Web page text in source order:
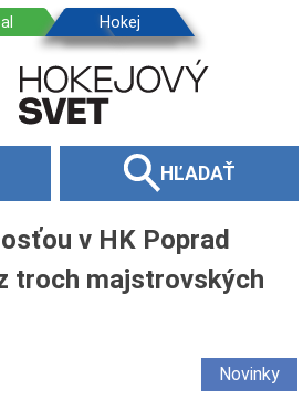
HĽADAŤ
v HK Poprad
troch majstrovských
Novinky